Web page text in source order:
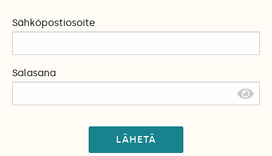
Sähköpostiosoite
Salasana
LÄHETÄ